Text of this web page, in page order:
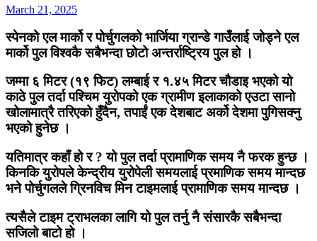
March 21, 2025
स्पेनको एल मार्को र पोर्चुगलको भार्जिया ग्रान्डे गाउँलाई जोड्ने एल
मार्को पुल विश्वकै सबैभन्दा छोटो अन्तर्राष्ट्रिय पुल हो ।
जम्मा ६ मिटर (१९ फिट) लम्बाई र १.४५ मिटर चौडाइ भएको यो
काठे पुल तर्दा पश्चिम युरोपको एक ग्रामीण इलाकाको एउटा सानो
खोलामात्रै तरिएको हुँदैन, तपाईं एक देशबाट अर्को देशमा पुगिसक्नु
भएको हुनेछ ।
यतिमात्र कहाँ हो र ? यो पुल तर्दा प्रामाणिक समय नै फरक हुन्छ ।
किनकि युरोपले केन्द्रीय युरोपेली समयलाई प्रमाणिक समय मान्दछ
भने पोर्चुगलले ग्रिनविच मिन टाइमलाई प्रामाणिक समय मान्दछ ।
त्यसैले टाइम ट्राभलका लागि यो पुल तर्नु नै संसारकै सबैभन्दा
सजिलो बाटो हो ।